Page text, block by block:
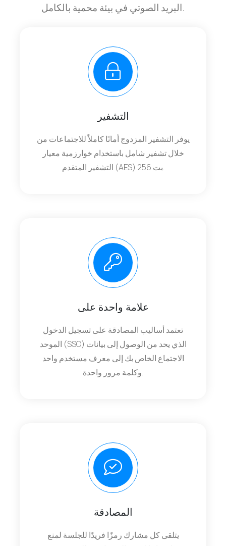
البريد الصوتي في بيئة محمية بالكامل.
التشفير
يوفر التشفير المزدوج أمانًا كاملاً للاجتماعات من
خلال تشفير شامل باستخدام خوارزمية معيار
التشفير المتقدم (AES) 256 بت.
علامة واحدة على
تعتمد أساليب المصادقة على تسجيل الدخول
الموحد (SSO) الذي يحد من الوصول إلى بيانات
الاجتماع الخاص بك إلى معرف مستخدم واحد
وكلمة مرور واحدة.
المصادقة
يتلقى كل مشارك رمزًا فريدًا للجلسة لمنع